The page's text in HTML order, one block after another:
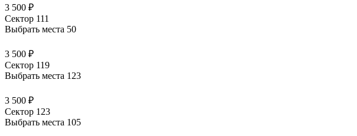
3 500 ₽
Сектор 111
Выбрать места 50
3 500 ₽
Сектор 119
Выбрать места 123
3 500 ₽
Сектор 123
Выбрать места 105